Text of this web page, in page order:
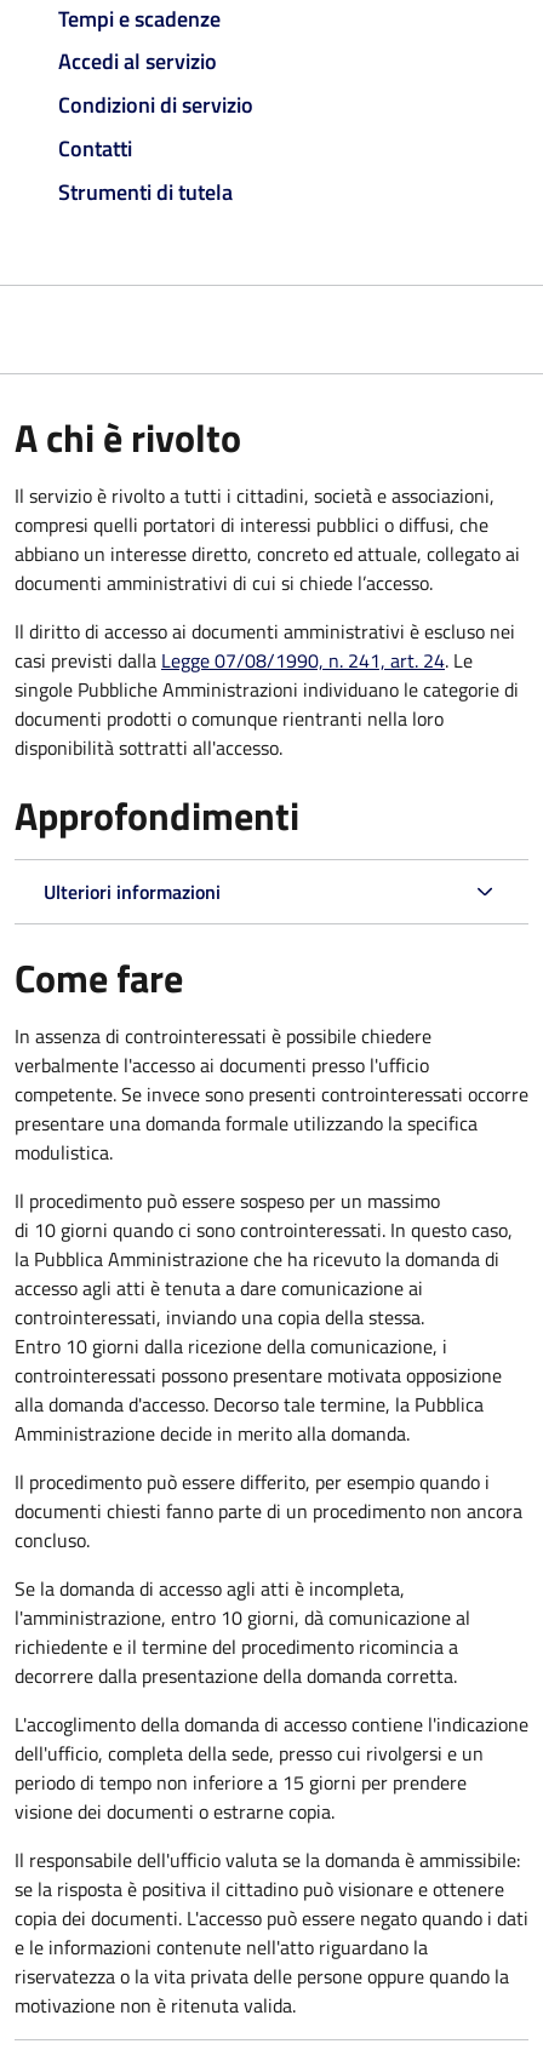
Tempi e scadenze
Accedi al servizio
Condizioni di servizio
Contatti
Strumenti di tutela
A chi è rivolto
Il servizio è rivolto a tutti i cittadini, società e associazioni,
compresi quelli portatori di interessi pubblici o diffusi, che
abbiano un interesse diretto, concreto ed attuale, collegato ai
documenti amministrativi di cui si chiede l’accesso.
Il diritto di accesso ai documenti amministrativi è escluso nei
casi previsti dalla Legge 07/08/1990, n. 241, art. 24. Le
singole Pubbliche Amministrazioni individuano le categorie di
documenti prodotti o comunque rientranti nella loro
disponibilità sottratti all'accesso.
Approfondimenti
Ulteriori informazioni
Come fare
In assenza di controinteressati è possibile chiedere
verbalmente l'accesso ai documenti presso l'ufficio
competente. Se invece sono presenti controinteressati occorre
presentare una domanda formale utilizzando la specifica
modulistica.
Il procedimento può essere sospeso per un massimo
di 10 giorni quando ci sono controinteressati. In questo caso,
la Pubblica Amministrazione che ha ricevuto la domanda di
accesso agli atti è tenuta a dare comunicazione ai
controinteressati, inviando una copia della stessa.
Entro 10 giorni dalla ricezione della comunicazione, i
controinteressati possono presentare motivata opposizione
alla domanda d'accesso. Decorso tale termine, la Pubblica
Amministrazione decide in merito alla domanda.
Il procedimento può essere differito, per esempio quando i
documenti chiesti fanno parte di un procedimento non ancora
concluso.
Se la domanda di accesso agli atti è incompleta,
l'amministrazione, entro 10 giorni, dà comunicazione al
richiedente e il termine del procedimento ricomincia a
decorrere dalla presentazione della domanda corretta.
L'accoglimento della domanda di accesso contiene l'indicazione
dell'ufficio, completa della sede, presso cui rivolgersi e un
periodo di tempo non inferiore a 15 giorni per prendere
visione dei documenti o estrarne copia.
Il responsabile dell'ufficio valuta se la domanda è ammissibile:
se la risposta è positiva il cittadino può visionare e ottenere
copia dei documenti. L'accesso può essere negato quando i dati
e le informazioni contenute nell'atto riguardano la
riservatezza o la vita privata delle persone oppure quando la
motivazione non è ritenuta valida.